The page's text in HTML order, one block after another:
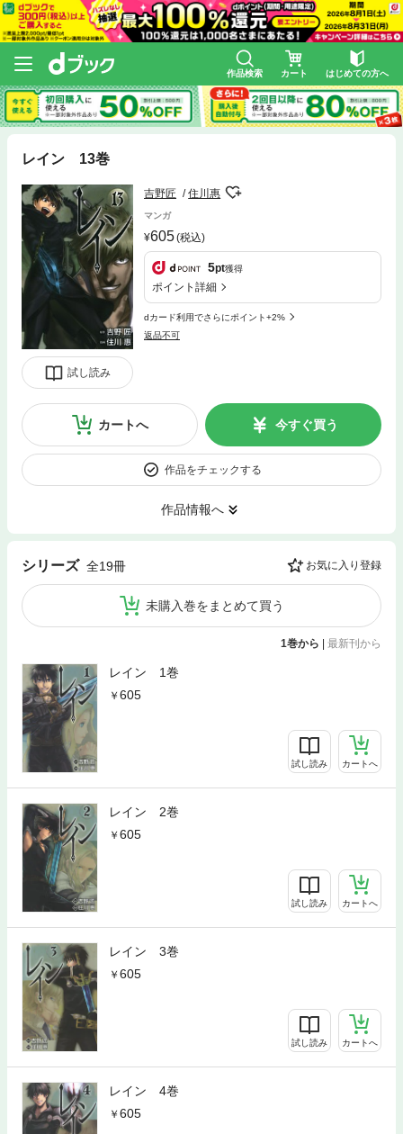
作品検索 カート はじめての方へ
レイン 13巻
試し読み
吉野匠 住川惠
マンガ
605(税込)
5pt獲得
ポイント詳細
dカード利用でさらにポイント+2%
返品不可
カートへ 今すぐ買う
作品をチェックする
作品情報へ
シリーズ 全19冊 お気に入り登録
未購入巻をまとめて買う
1巻から | 最新刊から
レイン 1巻
605
試し読み カートへ
レイン 2巻
605
試し読み カートへ
レイン 3巻
605
試し読み カートへ
レイン 4巻
605